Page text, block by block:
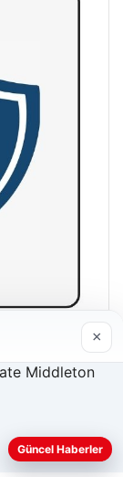
×
Güncel Haberler